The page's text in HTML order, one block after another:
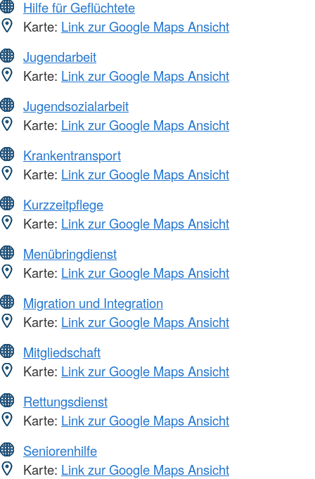
Hilfe für Geflüchtete
Karte: Link zur Google Maps Ansicht
Jugendarbeit
Karte: Link zur Google Maps Ansicht
Jugendsozialarbeit
Karte: Link zur Google Maps Ansicht
Krankentransport
Karte: Link zur Google Maps Ansicht
Kurzzeitpflege
Karte: Link zur Google Maps Ansicht
Menübringdienst
Karte: Link zur Google Maps Ansicht
Migration und Integration
Karte: Link zur Google Maps Ansicht
Mitgliedschaft
Karte: Link zur Google Maps Ansicht
Rettungsdienst
Karte: Link zur Google Maps Ansicht
Seniorenhilfe
Karte: Link zur Google Maps Ansicht